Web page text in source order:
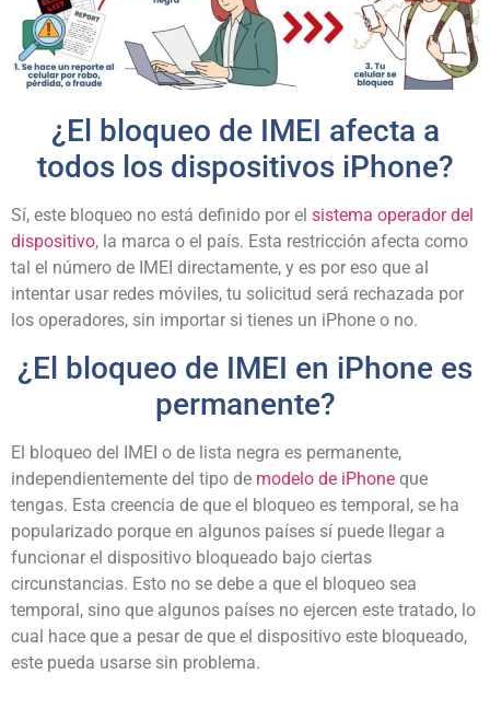
¿El bloqueo de IMEI afecta a
todos los dispositivos iPhone?
Sí, este bloqueo no está definido por el sistema operador del
dispositivo, la marca o el país. Esta restricción afecta como
tal el número de IMEI directamente, y es por eso que al
intentar usar redes móviles, tu solicitud será rechazada por
los operadores, sin importar si tienes un iPhone o no.
¿El bloqueo de IMEI en iPhone es
permanente?
El bloqueo del IMEI o de lista negra es permanente,
independientemente del tipo de modelo de iPhone que
tengas. Esta creencia de que el bloqueo es temporal, se ha
popularizado porque en algunos países sí puede llegar a
funcionar el dispositivo bloqueado bajo ciertas
circunstancias. Esto no se debe a que el bloqueo sea
temporal, sino que algunos países no ejercen este tratado, lo
cual hace que a pesar de que el dispositivo este bloqueado,
este pueda usarse sin problema.